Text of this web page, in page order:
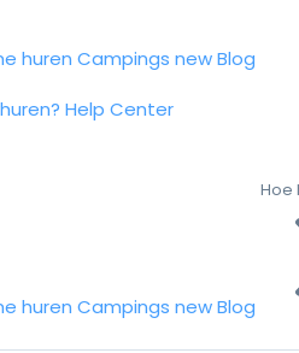
huren Campings newBlog
Help Center
huren Campings newBlog
Hoe